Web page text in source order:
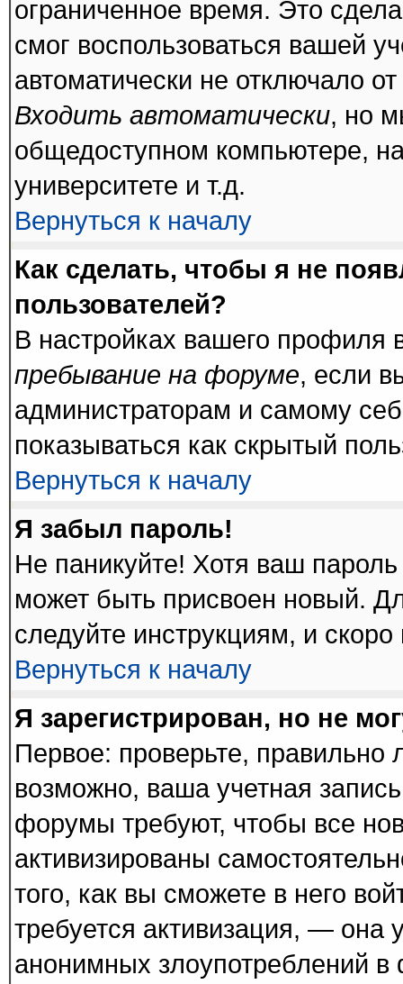
ограниченное время. Это
смог воспользоваться вашей
автоматически не отключало
Входить автоматически, но
общедоступном компьютере,
университете и т.д.
Вернуться к началу
Как сделать, чтобы я не
пользователей?
В настройках вашего
пребывание на форуме, если
администраторам и самому
показываться как скрытый
Вернуться к началу
Я забыл пароль!
Не паникуйте! Хотя ваш
может быть присвоен новый.
следуйте инструкциям, и
Вернуться к началу
Я зарегистрирован, но не
Первое: проверьте,
возможно, ваша учетная
форумы требуют, чтобы все
активизированы
того, как вы сможете в него
требуется активизация, — она
анонимных злоупотреблений